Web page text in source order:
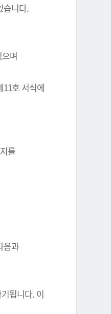
습니다.
며
호 서식에
를
음과
됩니다. 이